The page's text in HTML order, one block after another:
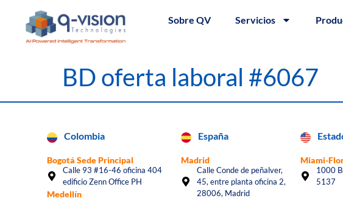
Sobre QV Servicios
BD oferta laboral #6067
Colombia
Bogotá Sede Principal
Calle 93 #16-46 oficina 404
edificio Zenn Office PH
Medellín
España
Madrid
Calle Conde de peñalver,
45, entre planta oficina 2,
28006, Madrid
Miami-
1000
5137